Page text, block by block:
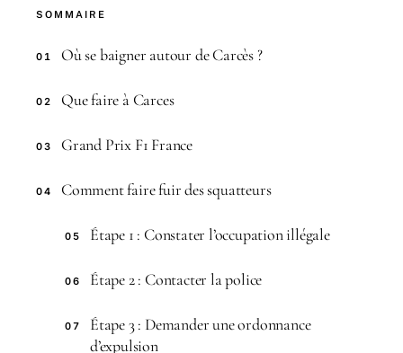
SOMMAIRE
01 Où se baigner autour de Carcès ?
02 Que faire à Carces
03 Grand Prix F1 France
04 Comment faire fuir des squatteurs
05 Étape 1 : Constater l’occupation illégale
06 Étape 2 : Contacter la police
07
Étape 3 : Demander une ordonnance
d’expulsion